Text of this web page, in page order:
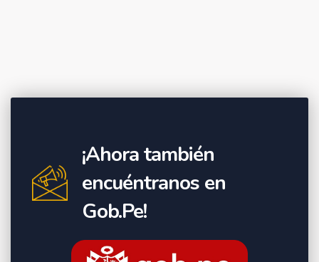
¡Ahora también
encuéntranos en
Gob.Pe!